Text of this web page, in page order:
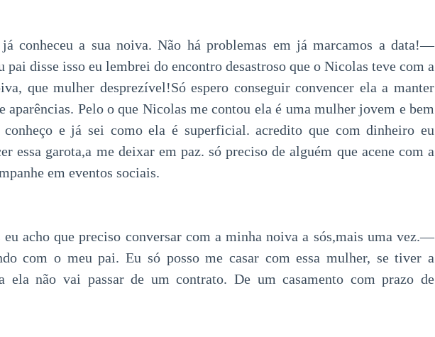
conheceu a sua noiva. Não há problemas em já marcamos a data!—
pai disse isso eu lembrei do encontro desastroso que o Nicolas teve com a
que mulher desprezível!Só espero conseguir convencer ela a manter
aparências. Pelo o que Nicolas me contou ela é uma mulher jovem e bem
conheço e já sei como ela é superficial. acredito que com dinheiro eu
essa garota,a me deixar em paz. só preciso de alguém que acene com a
em eventos sociais.
acho que preciso conversar com a minha noiva a sós,mais uma vez.—
com o meu pai. Eu só posso me casar com essa mulher, se tiver a
ela não vai passar de um contrato. De um casamento com prazo de